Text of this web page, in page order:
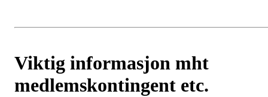
Viktig informasjon mht
medlemskontingent etc.